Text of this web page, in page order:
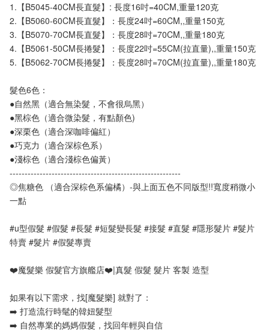
1.【B5045-40CM長直髮】: 長度16吋=40CM,重量120克
2.【B5060-60CM長直髮】：長度24吋=60CM,,重量150克
3.【B5070-70CM長直髮】：長度28吋=70CM,,重量180克
4.【B5061-50CM長捲髮】：長度22吋=55CM(拉直量),,重量150克
5.【B5062-70CM長捲髮】：長度28吋=70CM(拉直量),,重量180克
髮色6色：
●自然黑（適合無染髮，不會很烏黑）
●黑棕色（適合微染髮，有點顏色)
●深栗色（適合深咖啡偏紅）
●巧克力（適合深棕色系）
●淺棕色（適合淺棕色偏黃）
---------------------------------------------------------
◎焦糖色 （適合深棕色系偏橘）-與上面五色不同版型!!寬度稍微小
一點
#u型假髮 #假髮 #長髮 #短髮變長髮 #接髮 #直髮 #隱形髮片 #髮片
特賣 #髮片 #假髮專賣
❤️魔髮樂 假髮官方旗艦店❤️|真髮 假髮 髮片 客製 造型
如果有以下需求，找[魔髮樂] 就對了：
➡️ 打造流行時髦的韓妞髮型
➡️ 自然專業的媽媽假髮，找回年輕與自信